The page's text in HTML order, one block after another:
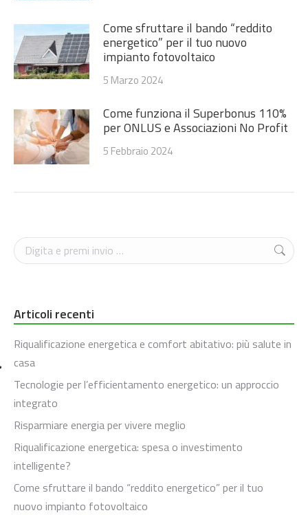
Come sfruttare il bando “reddito
energetico” per il tuo nuovo
impianto fotovoltaico
5 Marzo 2024
Come funziona il Superbonus 110%
per ONLUS e Associazioni No Profit
5 Febbraio 2024
Cerca
Articoli recenti
Riqualificazione energetica e comfort abitativo: più salute in
casa
Tecnologie per l’efficientamento energetico: un approccio
integrato
Risparmiare energia per vivere meglio
Riqualificazione energetica: spesa o investimento
intelligente?
Come sfruttare il bando “reddito energetico” per il tuo
nuovo impianto fotovoltaico